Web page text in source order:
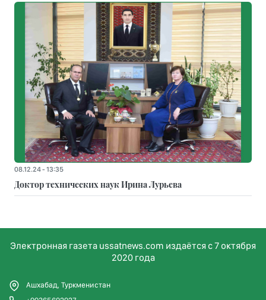
08.12.24 - 13:35
Доктор технических наук Ирина Лурьева
Электронная газета ussatnews.com издаётся с 7 октября
2020 года
Ашхабад, Туркменистан